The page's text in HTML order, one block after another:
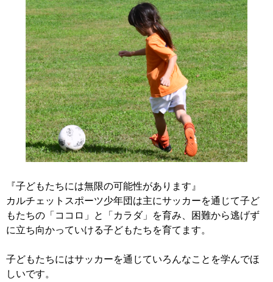
『子どもたちには無限の可能性があります』
カルチェットスポーツ少年団は主にサッカーを通じて子ど
もたちの「ココロ」と「カラダ」を育み、困難から逃げず
に立ち向かっていける子どもたちを育てます。
子どもたちにはサッカーを通じていろんなことを学んでほ
しいです。